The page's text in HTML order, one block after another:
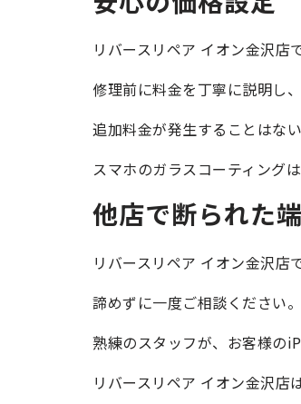
リバースリペア イオン金沢店
修理前に料金を丁寧に説明し
追加料金が発生することはな
スマホのガラスコーティング
他店で断られた
リバースリペア イオン金沢店で
諦めずに一度ご相談ください。
熟練のスタッフが、お客様の
リバースリペア イオン金沢店は